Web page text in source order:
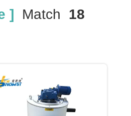
] Match 18